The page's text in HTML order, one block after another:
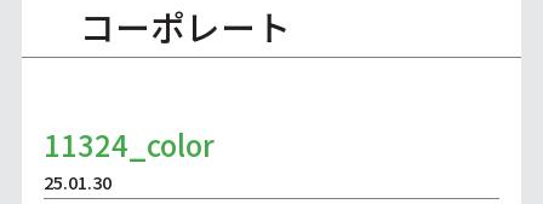
コーポレート
11324_color
25.01.30